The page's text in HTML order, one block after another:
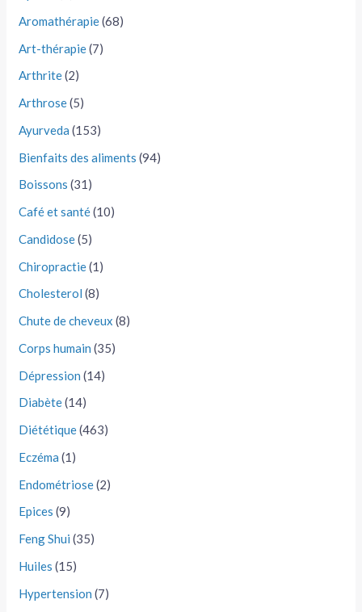
Aromathérapie(68)
Art-thérapie(7)
Arthrite(2)
Arthrose(5)
Ayurveda (153)
Bienfaits des aliments (94)
Boissons (31)
Café et santé(10)
Candidose(5)
Chiropractie(1)
Cholesterol (8)
Chute de cheveux (8)
Corps humain (35)
Dépression (14)
Diabète(14)
Diététique(463)
Eczéma (1)
Endométriose(2)
Epices (9)
Feng Shui (35)
Huiles (15)
Hypertension (7)